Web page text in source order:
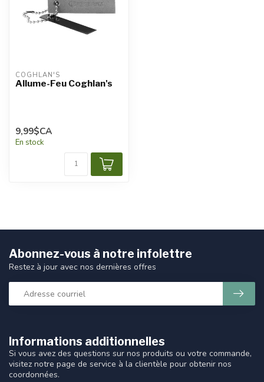
COGHLAN'S
Allume-Feu Coghlan's
9,99$CA
En stock
Informations additionnelles
Si vous avez des questions sur nos produits ou votre commande,
visitez notre page de service à la clientèle pour obtenir nos
coordonnées.
Abonnez-vous à notre infolettre
Restez à jour avec nos dernières offres